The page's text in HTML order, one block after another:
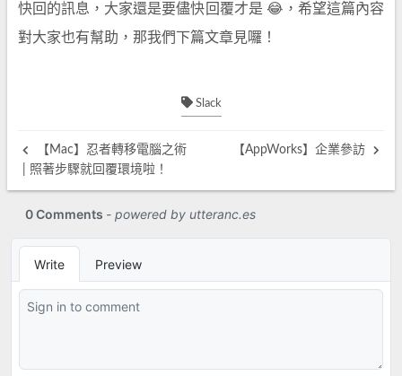
快回的訊息，大家還是要儘快回覆才是 😂，希望這篇內容
對大家也有幫助，那我們下篇文章見囉！
Slack
【Mac】忍者轉移電腦之術
| 照著步驟就回覆環境啦！
【AppWorks】企業參訪